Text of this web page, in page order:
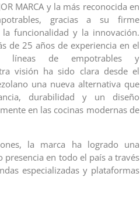
MARCA y la más reconocida en
gracias a su firme
funcionalidad y la innovación.
de 25 años de experiencia en el
líneas de empotrables y
visión ha sido clara desde el
una nueva alternativa que
durabilidad y un diseño
en las cocinas modernas de
la marca ha logrado una
presencia en todo el país a través
especializadas y plataformas